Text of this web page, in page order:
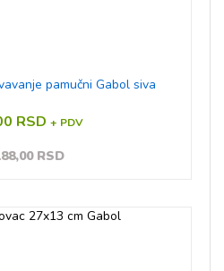
pamučni Gabol siva
RSD + PDV
RSD